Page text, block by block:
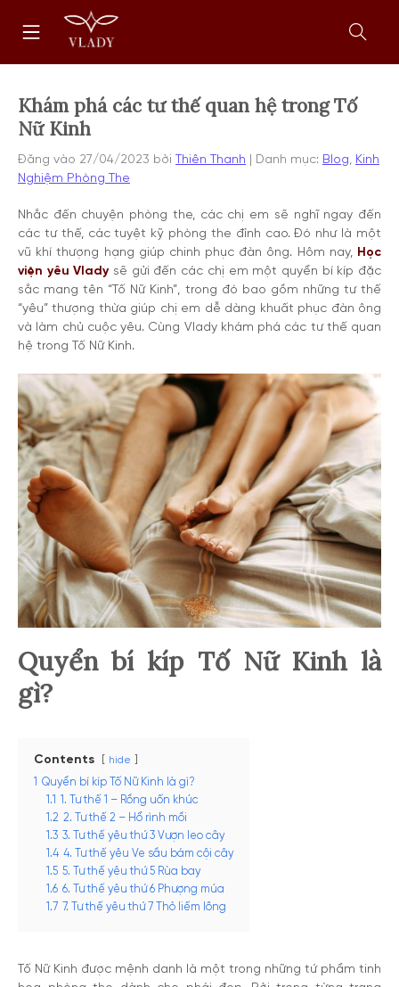
dung
Trang
chủ
form
Khám phá các tư thế quan hệ trong Tố
Nữ Kinh
Đăng vào 27/04/2023 bởi Thiên Thanh Danh mục: Blog
Kinh
Nghiệm Phòng The
Nhắc đến chuyện phòng the, các chị em sẽ nghĩ ngay đến
các tư thế, các tuyệt kỹ phòng the đỉnh cao. Đó như là một
vũ khí thượng hạng giúp chinh phục đàn ông. Hôm nay,
Học
viện yêu Vlady sẽ gửi đến các chị em một quyển bí kíp đặc
sắc mang tên “Tố Nữ Kinh”, trong đó bao gồm những tư thế
“yêu” thượng thừa giúp chị em dễ dàng khuất phục đàn ông
và làm chủ cuộc yêu. Cùng Vlady khám phá các tư thế quan
hệ trong Tố Nữ Kinh.
Quyển bí kíp Tố Nữ Kinh là
gì?
Contents hide
Quyển bí kíp Tố Nữ Kinh là gì?
1.1
1. Tư thế 1 – Rồng uốn khúc
1.2 2. Tư thế 2 – Hổ rình mồi
1.3 3. Tư thế yêu thứ 3 Vượn leo cây
1.4 4. Tư thế yêu Ve sầu bám cội cây
1.5 5. Tư thế yêu thứ 5 Rùa bay
1.6 6. Tư thế yêu thứ 6 Phượng múa
1.7 7. Tư thế yêu thứ 7 Thỏ liếm lông
Tố Nữ Kinh được mệnh danh là một trong những tứ phẩm tinh